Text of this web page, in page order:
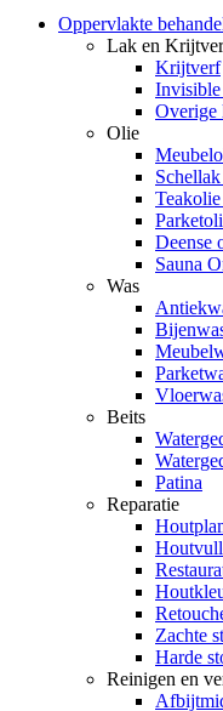
Oppervlakte
Lak en
Krijtverf
Overige
Olie
Teakolie
Deense
Sauna
Was
Beits
Patina
Reparatie
Zachte
Harde
Reinigen en